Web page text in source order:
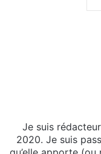
Je suis
2020. Je suis